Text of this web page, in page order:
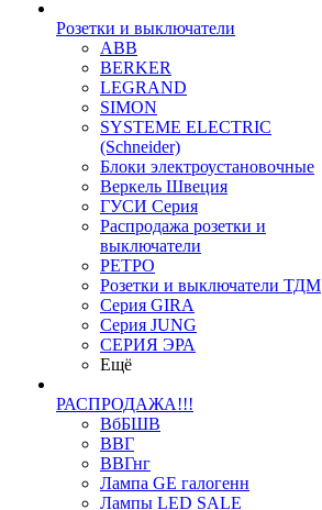
Розетки и выключатели
ABB
BERKER
LEGRAND
SIMON
SYSTEME ELECTRIC
(Schneider)
Блоки электроустановочные
Веркель Швеция
ГУСИ Серия
Распродажа розетки и
выключатели
РЕТРО
Розетки и выключатели ТДМ
Серия GIRA
Серия JUNG
СЕРИЯ ЭРА
Ещё
РАСПРОДАЖА!!!
ВбБШВ
ВВГ
ВВГнг
Лампа GE галогенн
Лампы LED SALE